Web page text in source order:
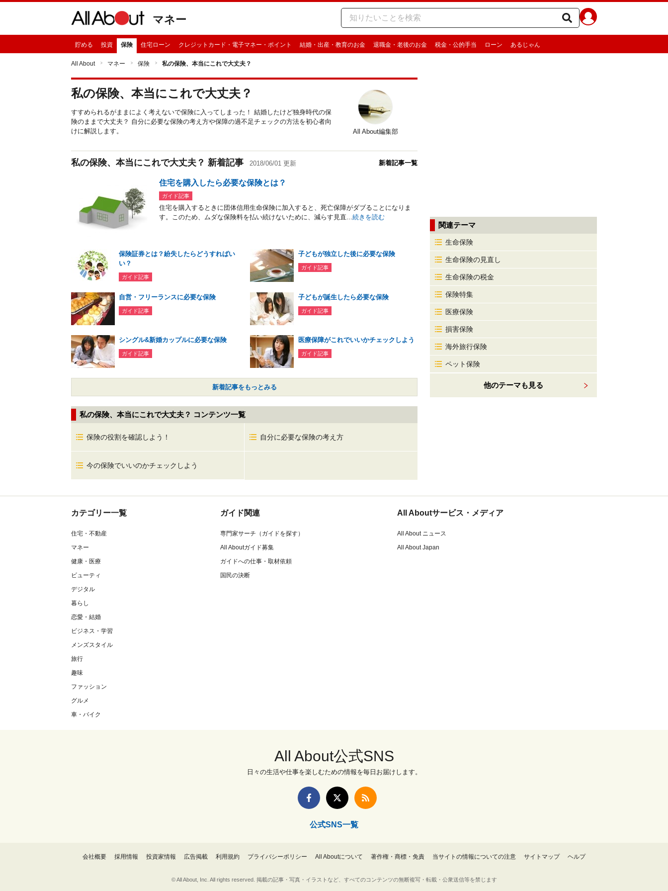
マネー
貯める 投資 保険 住宅ローン クレジットカード・電子マネー・ポイント 結婚・出産・教育のお金 退職金・老後のお金 税金・公的手当 ローン あるじゃん
All About マネー 保険 私の保険、本当にこれで大丈夫？
私の保険、本当にこれで大丈夫？
すすめられるがままによく考えないで保険に入ってしまった！ 結婚したけど独身時代の保
険のままで大丈夫？ 自分に必要な保険の考え方や保障の過不足チェックの方法を初心者向
けに解説します。
All About編集部
私の保険、本当にこれで大丈夫？ 新着記事 2018/06/01 更新 新着記事一覧
住宅を購入したら必要な保険とは？
ガイド記事
住宅を購入するときに団体信用生命保険に加入すると、死亡保障がダブることになりま
す。このため、ムダな保険料を払い続けないために、減らす見直...続きを読む
保険証券とは？紛失したらどうすればい
い？
ガイド記事
子どもが独立した後に必要な保険
ガイド記事
自営・フリーランスに必要な保険
ガイド記事
子どもが誕生したら必要な保険
ガイド記事
シングル&新婚カップルに必要な保険
ガイド記事
医療保障がこれでいいかチェックしよう
ガイド記事
新着記事をもっとみる
私の保険、本当にこれで大丈夫？ コンテンツ一覧
保険の役割を確認しよう！ 自分に必要な保険の考え方
今の保険でいいのかチェックしよう
関連テーマ
生命保険
生命保険の見直し
生命保険の税金
保険特集
医療保険
損害保険
海外旅行保険
ペット保険
他のテーマも見る
カテゴリー一覧
住宅・不動産
マネー
健康・医療
ビューティ
デジタル
暮らし
恋愛・結婚
ビジネス・学習
メンズスタイル
旅行
趣味
ファッション
グルメ
車・バイク
ガイド関連
専門家サーチ（ガイドを探す）
All Aboutガイド募集
ガイドへの仕事・取材依頼
国民の決断
All Aboutサービス・メディア
All About ニュース
All About Japan
All About公式SNS
日々の生活や仕事を楽しむための情報を毎日お届けします。
公式SNS一覧
会社概要 採用情報 投資家情報 広告掲載 利用規約 プライバシーポリシー All Aboutについて 著作権・商標・免責 当サイトの情報についての注意 サイトマップ ヘルプ
© All About, Inc. All rights reserved. 掲載の記事・写真・イラストなど、すべてのコンテンツの無断複写・転載・公衆送信等を禁じます